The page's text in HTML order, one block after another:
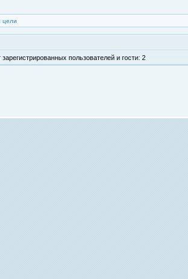
цели
пользователей и гости: 2